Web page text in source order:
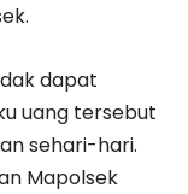
dapat
uang tersebut
sehari-hari.
Mapolsek